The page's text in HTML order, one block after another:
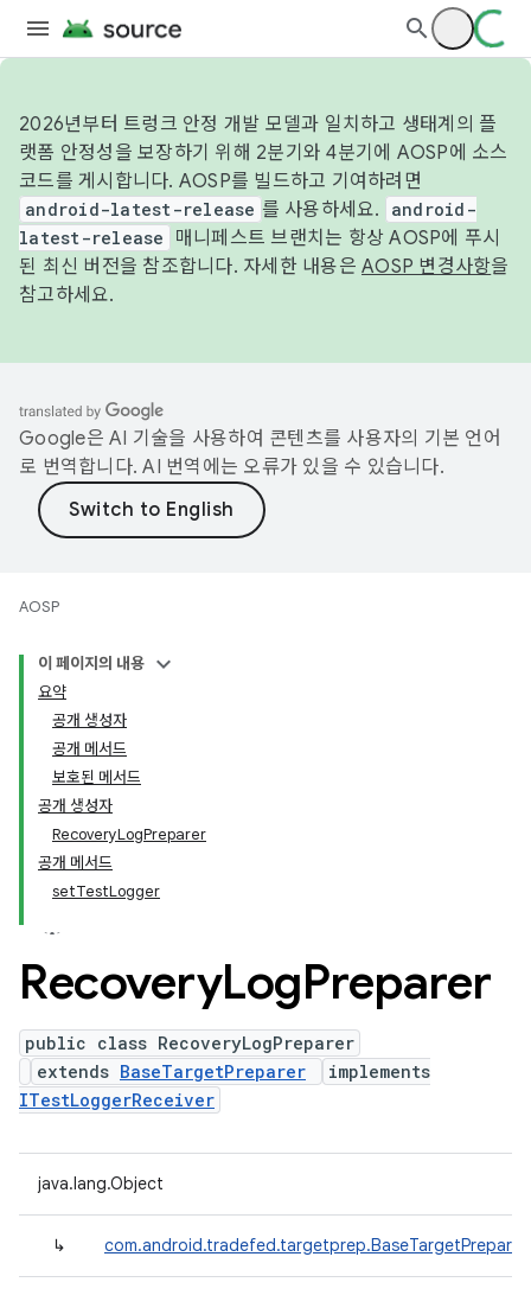
2026년부터 트렁크 안정 개발 모델과 일치하고 생태계의 플
랫폼 안정성을 보장하기 위해 2분기와 4분기에 AOSP에 소스
코드를 게시합니다. AOSP를 빌드하고 기여하려면
android-latest-release 를 사용하세요.
android-
latest-release
매니페스트 브랜치는 항상 AOSP에 푸시
된 최신 버전을 참조합니다. 자세한 내용은 AOSP 변경사항을
참고하세요.
Google은 AI 기술을 사용하여 콘텐츠를 사용자의 기본 언어
로 번역합니다. AI 번역에는 오류가 있을 수 있습니다.
AOSP
이 페이지의 내용
요약
공개 생성자
공개 메서드
보호된 메서드
공개 생성자
RecoveryLogPreparer
공개 메서드
setTestLogger
RecoveryLogPreparer
public class RecoveryLogPreparer
extends BaseTargetPreparer
implements
ITestLoggerReceiver
java.lang.Object
↳ com.android.tradefed.targetprep.BaseTargetPreparer